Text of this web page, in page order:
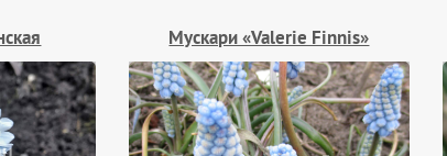
Мускари «Valerie Finnis»